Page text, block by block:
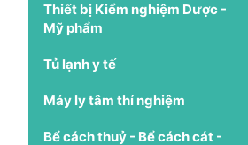
Thiết bị Kiểm nghiệm Dược -
Mỹ phẩm
Tủ lạnh y tế
Máy ly tâm thí nghiệm
Bể cách thuỷ - Bể cách cát -